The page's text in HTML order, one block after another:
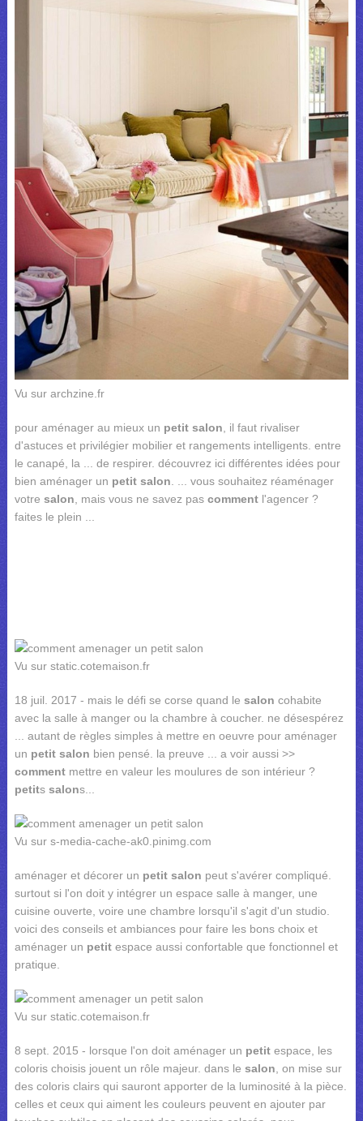
Vu sur archzine.fr
pour aménager au mieux un petit salon , il faut rivaliser
d'astuces et privilégier mobilier et rangements intelligents. entre
le canapé, la ... de respirer. découvrez ici différentes idées pour
bien aménager un petit salon . ... vous souhaitez réaménager
votre salon , mais vous ne savez pas commentl'agencer ?
faites le plein ...
Vu sur static.cotemaison.fr
18 juil. 2017 - mais le défi se corse quand le salon cohabite
avec la salle à manger ou la chambre à coucher. ne désespérez
... autant de règles simples à mettre en oeuvre pour aménager
un petit salon bien pensé. la preuve ... a voir aussi >>
commentmettre en valeur les moulures de son intérieur ?
petits salons...
Vu sur s-media-cache-ak0.pinimg.com
aménager et décorer un petit salon peut s'avérer compliqué.
surtout si l'on doit y intégrer un espace salle à manger, une
cuisine ouverte, voire une chambre lorsqu'il s'agit d'un studio.
voici des conseils et ambiances pour faire les bons choix et
aménager un petitespace aussi confortable que fonctionnel et
pratique.
Vu sur static.cotemaison.fr
8 sept. 2015 - lorsque l'on doit aménager un petitespace, les
coloris choisis jouent un rôle majeur. dans le salon , on mise sur
des coloris clairs qui sauront apporter de la luminosité à la pièce.
celles et ceux qui aiment les couleurs peuvent en ajouter par